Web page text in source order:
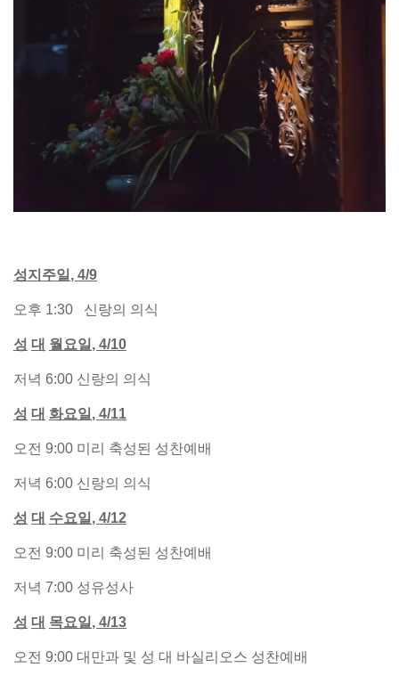
성지주일 , 4/9
오후 1:30 신랑의 의식
성 대 월요일 , 4/10
저녁 6:00 신랑의 의식
성 대 화요일 , 4/11
오전 9:00 미리 축성된 성찬예배
저녁 6:00 신랑의 의식
성 대 수요일 , 4/12
오전 9:00 미리 축성된 성찬예배
저녁 7:00 성유성사
성 대 목요일 , 4/13
오전 9:00 대만과 및 성 대 바실리오스 성찬예배